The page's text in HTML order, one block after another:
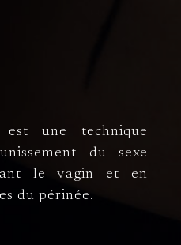
une technique
du sexe
le vagin et en
du périnée.